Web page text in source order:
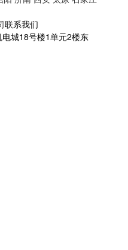
联系我们
城18号楼1单元2楼东